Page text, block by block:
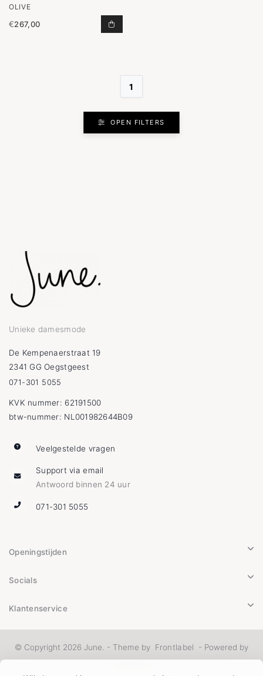
OLIVE
€267,00
1
OPEN FILTERS
Unieke damesmode
De Kempenaerstraat 19
2341 GG Oegstgeest
071-301 5055
KVK nummer: 62191500
btw-nummer: NL001982644B09
Veelgestelde vragen
Support via email
Antwoord binnen 24 uur
071-301 5055
Openingstijden
Socials
Klantenservice
© Copyright 2026 June. - Theme by Frontlabel
- Powered by